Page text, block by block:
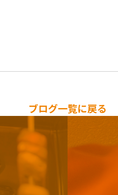
ブログ一覧に戻る